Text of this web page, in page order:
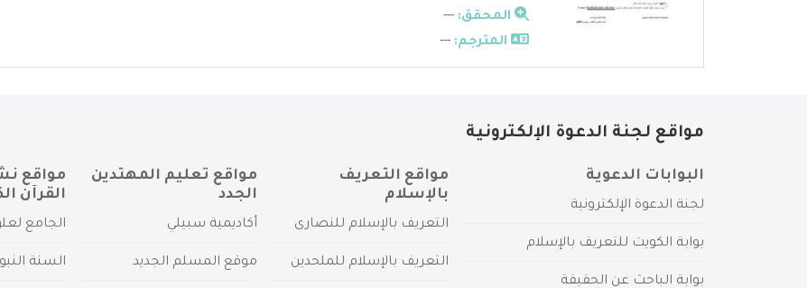
المحقق: ---
المترجم: ---
مواقع لجنة الدعوة الإلكترونية
البوابات الدعوية
لجنة الدعوة الإلكترونية
بوابة الكويت للتعريف بالإسلام
بوابة الباحث عن الحقيقة
مواقع التعريف
بالإسلام
التعريف بالإسلام للنصارى
التعريف بالإسلام للملحدين
مواقع تعليم المهتدين
الجدد
أكاديمية سبيلي
موقع المسلم الجديد
مواقع
القرآن
الجامع
السنة